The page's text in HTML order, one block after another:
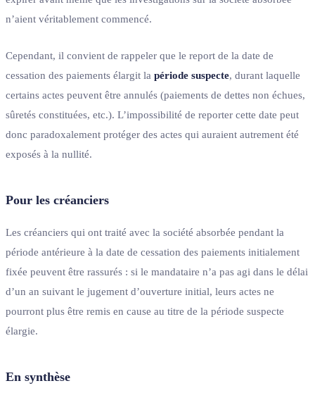
n’aient véritablement commencé.
Cependant, il convient de rappeler que le report de la date de
cessation des paiements élargit la période suspecte, durant laquelle
certains actes peuvent être annulés (paiements de dettes non échues,
sûretés constituées, etc.). L’impossibilité de reporter cette date peut
donc paradoxalement protéger des actes qui auraient autrement été
exposés à la nullité.
Pour les créanciers
Les créanciers qui ont traité avec la société absorbée pendant la
période antérieure à la date de cessation des paiements initialement
fixée peuvent être rassurés : si le mandataire n’a pas agi dans le délai
d’un an suivant le jugement d’ouverture initial, leurs actes ne
pourront plus être remis en cause au titre de la période suspecte
élargie.
En synthèse